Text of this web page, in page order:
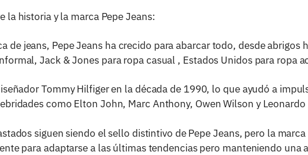
la historia y la marca Pepe Jeans:
de jeans, Pepe Jeans ha crecido para abarcar todo, desde
Jack & Jones para ropa casual , Estados Unidos para ropa
Tommy Hilfiger en la década de 1990, lo que ayudó a
como Elton John, Marc Anthony, Owen Wilson y Leonardo
siguen siendo el sello distintivo de Pepe Jeans, pero la
para adaptarse a las últimas tendencias pero manteniendo una